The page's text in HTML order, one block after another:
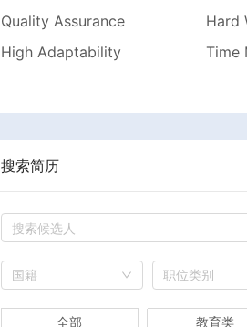
Quality Assurance
Hard
High Adaptability
Time
搜索简历
国籍 职位类别
全部 教育类